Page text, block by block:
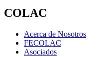
COLAC
Acerca de Nosotros
FECOLAC
Asociados